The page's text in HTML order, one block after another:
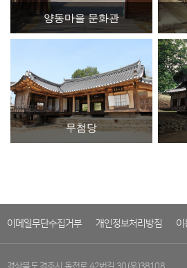
양동마을 문화관
무첨당
이메일무단수집거부 개인정보처리방침 이